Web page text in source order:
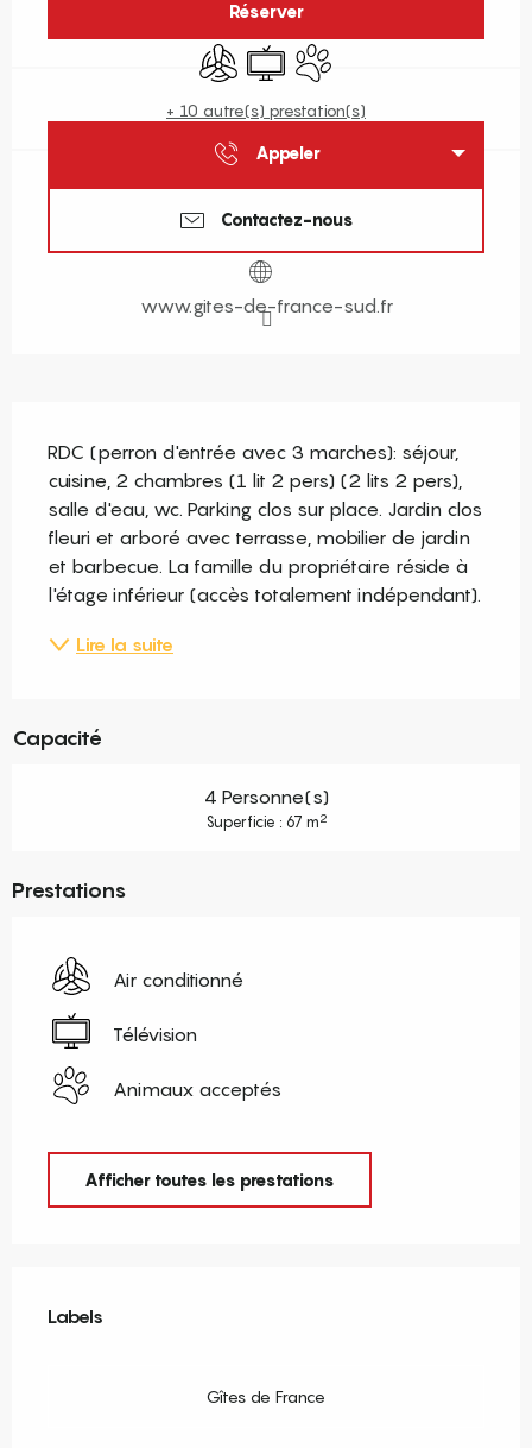
Réserver
Air conditionné
TélévisionAnimaux acceptés
+ 10 autre(s) prestation(s)
Appeler
Contactez-nous
www.gites-de-france-sud.fr
RDC (perron d'entrée avec 3 marches): séjour,
cuisine, 2 chambres (1 lit 2 pers) (2 lits 2 pers),
salle d'eau, wc. Parking clos sur place. Jardin clos
fleuri et arboré avec terrasse, mobilier de jardin
et barbecue. La famille du propriétaire réside à
l'étage inférieur (accès totalement indépendant).
Lire la suite
Capacité
4 Personne(s)
Superficie : 67 m2
Prestations
Air conditionné
Télévision
Animaux acceptés
Afficher toutes les prestations
Labels
Labels
Gîtes de France